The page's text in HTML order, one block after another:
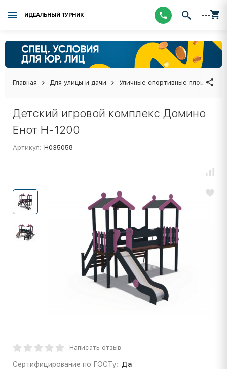
ИДЕАЛЬНЫЙ ТУРНИК ---
Главная Для улицы и дачи Уличные спортивные площадки
Детский игровой комплекс Домино
Енот Н-1200
Артикул: Н035058
Написать отзыв
Сертифицирование по ГОСТу: Да